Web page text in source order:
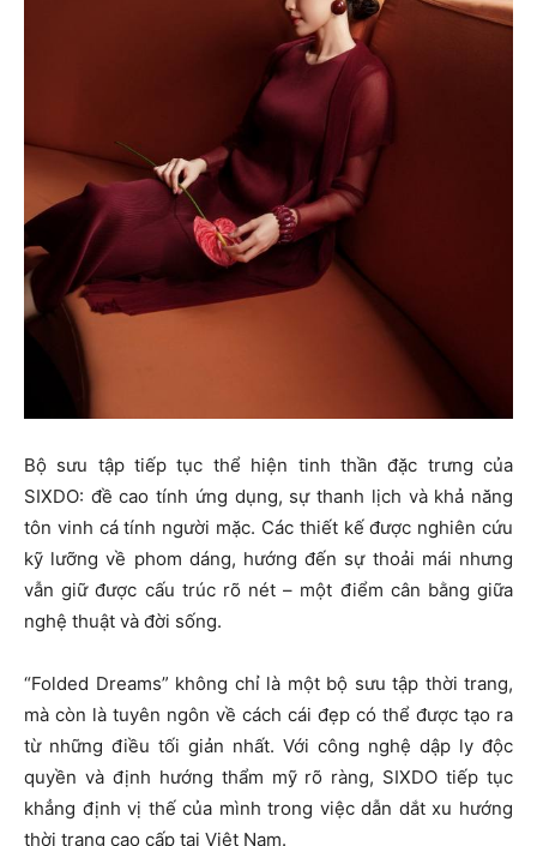
Bộ sưu tập tiếp tục thể hiện tinh thần đặc trưng của
SIXDO: đề cao tính ứng dụng, sự thanh lịch và khả năng
tôn vinh cá tính người mặc. Các thiết kế được nghiên cứu
kỹ lưỡng về phom dáng, hướng đến sự thoải mái nhưng
vẫn giữ được cấu trúc rõ nét – một điểm cân bằng giữa
nghệ thuật và đời sống.
“Folded Dreams” không chỉ là một bộ sưu tập thời trang,
mà còn là tuyên ngôn về cách cái đẹp có thể được tạo ra
từ những điều tối giản nhất. Với công nghệ dập ly độc
quyền và định hướng thẩm mỹ rõ ràng, SIXDO tiếp tục
khẳng định vị thế của mình trong việc dẫn dắt xu hướng
thời trang cao cấp tại Việt Nam.